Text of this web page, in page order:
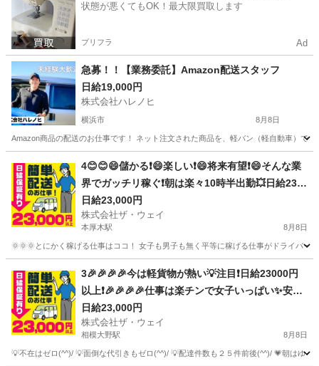
状態が悪くてもOK！最大限買取します
プリフラ Ad
急募！！【業務委託】Amazon配送スタッフ
日給19,000円
株式会社ハレノヒ
横浜市 8月8日
Amazon商品の配送のお仕事です！ ネット注文された商品を、軽バン（軽自動車）で
配送 スタッフ
4😊😊😄儲かる❗️😄楽しい❗️😄将来有望❗️😄そんな業
界でガッチリ稼ぐ❗️朝は楽々10時半出勤💥日給230
00円以上❗️事業拡大につき大量募集❗️❗️❗️
日給23,000円
株式会社ザ・ウェイ
本厚木駅 8月8日
🌞🌞🌞とにかく稼げる仕事はココ！ 女子も男子も無く平等に稼げる仕事がドライバ
本厚木駅 ドライバー ネットスーパー
3🎉🎉🎉🎉今は軽貨物が熱い💡注目❗️日給23000円
以上❗️🎉🎉🎉🎉仕事は楽チンで女子いっぱい✨安定
収入😄完全週休2日制だよ💗
日給23,000円
株式会社ザ・ウェイ
相模大野駅 8月8日
💡不在はゼロ(^^)/ 💡面倒な代引きもゼロ(^^)/ 💡配達件数も２５件前後(^^)/ 💗朝はゆ